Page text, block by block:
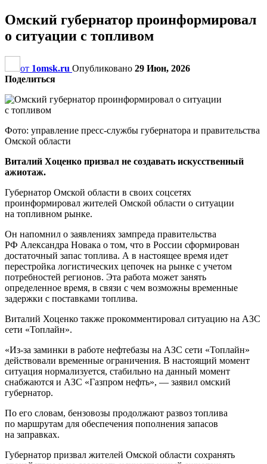
Омский губернатор проинформировал
о ситуации с топливом
от 1omsk.ru Опубликовано 29 Июн, 2026
Поделиться
Фото: управление пресс-службы губернатора и правительства
Омской области
Виталий Хоценко призвал не создавать искусственный
ажиотаж.
Губернатор Омской области в своих соцсетях
проинформировал жителей Омской области о ситуации
на топливном рынке.
Он напомнил о заявлениях зампреда правительства
РФ Александра Новака о том, что в России сформирован
достаточный запас топлива. А в настоящее время идет
перестройка логистических цепочек на рынке с учетом
потребностей регионов. Эта работа может занять
определенное время, в связи с чем возможны временные
задержки с поставками топлива.
Виталий Хоценко также прокомментировал ситуацию на АЗС
сети «Топлайн».
«Из-за заминки в работе нефтебазы на АЗС сети «Топлайн»
действовали временные ограничения. В настоящий момент
ситуация нормализуется, стабильно на данный момент
снабжаются и АЗС «Газпром нефть», — заявил омский
губернатор.
По его словам, бензовозы продолжают развоз топлива
по маршрутам для обеспечения пополнения запасов
на заправках.
Губернатор призвал жителей Омской области сохранять